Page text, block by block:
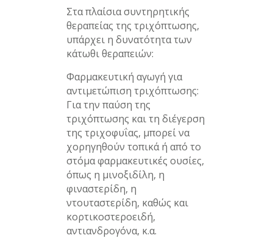
Στα πλαίσια συντηρητικής
θεραπείας της τριχόπτωσης,
υπάρχει η δυνατότητα των
κάτωθι θεραπειών:
Φαρμακευτική αγωγή για
αντιμετώπιση τριχόπτωσης:
Για την παύση της
τριχόπτωσης και τη διέγερση
της τριχοφυΐας, μπορεί να
χορηγηθούν τοπικά ή από το
στόμα φαρμακευτικές ουσίες,
όπως η μινοξιδίλη, η
φιναστερίδη, η
ντουταστερίδη, καθώς και
κορτικοστεροειδή,
αντιανδρογόνα, κ.α.